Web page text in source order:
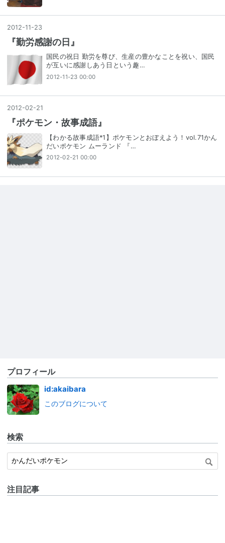
2012-11 -23
『勤労感謝の日』
国民の祝日 勤労を尊び、生産の豊かなことを祝い、国民
が互いに感謝しあう日という趣…
2012-11-23 00:00
2012-02-21
『ポケモン・故事成語』
【わかる故事成語*1】ポケモンとおぼえよう！vol.71かん
だいポケモン ムーランド 『…
2012-02-21 00:00
プロフィール
id:akaibara
このブログについて
検索
注目記事